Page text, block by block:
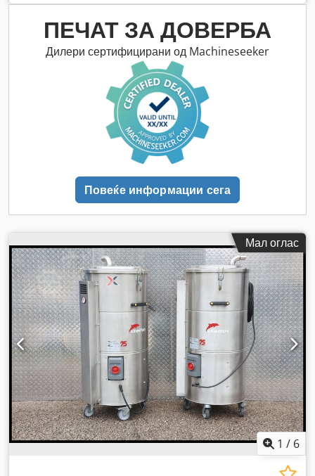
ПЕЧАТ ЗА ДОВЕРБА
Дилери сертифицирани од Machineseeker
Повеќе информации сега
Мал оглас
1 / 6